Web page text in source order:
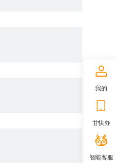
我的
甘快办
智能客服